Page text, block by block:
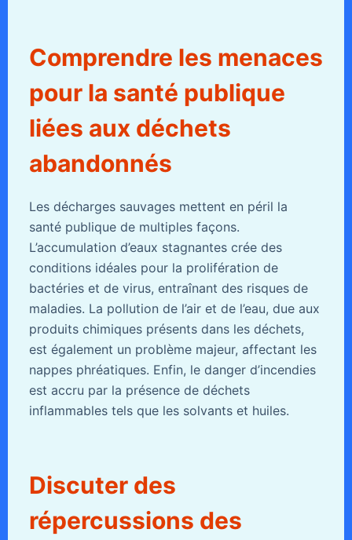
Comprendre les menaces
pour la santé publique
liées aux déchets
abandonnés
Les décharges sauvages mettent en péril la
santé publique de multiples façons.
L’accumulation d’eaux stagnantes crée des
conditions idéales pour la prolifération de
bactéries et de virus, entraînant des risques de
maladies. La pollution de l’air et de l’eau, due aux
produits chimiques présents dans les déchets,
est également un problème majeur, affectant les
nappes phréatiques. Enfin, le danger d’incendies
est accru par la présence de déchets
inflammables tels que les solvants et huiles.
Discuter des
répercussions des